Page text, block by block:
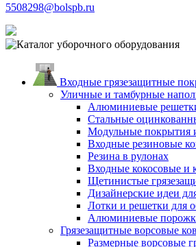
5508298@bolspb.ru
Входные грязезащитные
Уличные и тамбурные
Алюминиевые
Стальные
Модульные покрытия
Входные резиновые
Резина в рулонах
Входные кокосовые и
Щетинистые
Дизайнерские идеи
Лотки и решетки для
Алюминиевые
Грязезащитные ворсовые
Размерные ворсовые